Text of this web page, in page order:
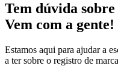
Tem dúvida
Vem com a gente!
Estamos aqui para ajudar a
a ter sobre o registro de